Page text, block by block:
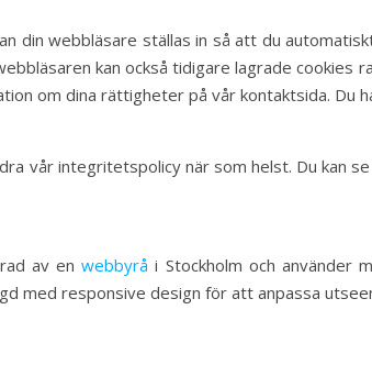
din webbläsare ställas in så att du
kan också tidigare lagrade
om dina rättigheter på vår kontaktsida. Du
vår integritetspolicy när som helst. Du kan
av enwebbyrå i Stockholm och använder
med responsive design för att anpassa